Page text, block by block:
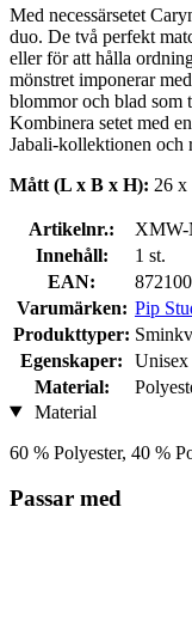
Med necessärsetet
duo. De två perfekt
eller för att hålla
mönstret imponerar
blommor och blad som
Kombinera setet med
Jabali-kollektionen och
Mått (L x B x H): 26 x
Artikelnr.:
XMW-
Innehåll:
1 st.
EAN:
Varumärken: Pip
Produkttyper:
Egenskaper:
Unisex
Material:
Material
60 % Polyester, 40 %
Passar med